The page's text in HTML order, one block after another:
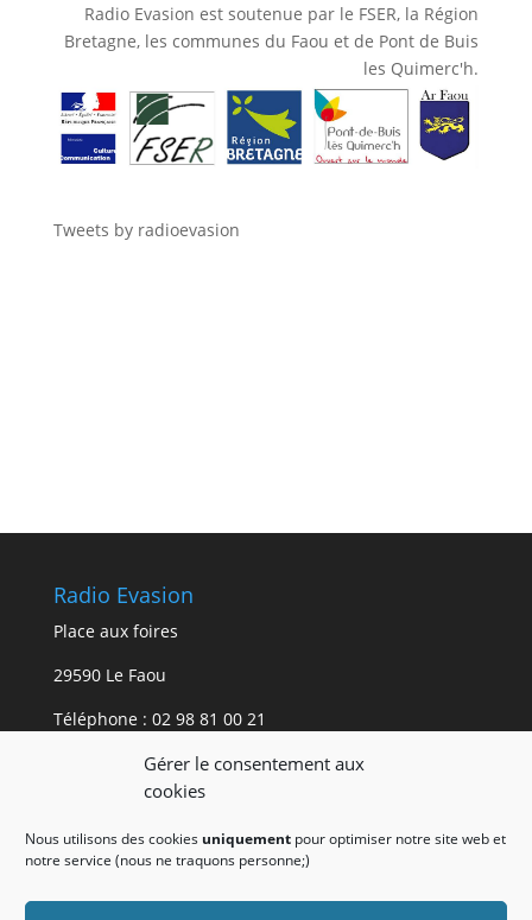
Gérer le consentement aux
cookies
Nous utilisons des cookies uniquement pour optimiser notre site web et
notre service (nous ne traquons personne;)
Radio Evasion est soutenue par le FSER, la Région
Bretagne, les communes du Faou et de Pont de Buis
les Quimerc'h.
Tweets by radioevasion
Radio Evasion
Place aux foires
29590 Le Faou
Téléphone : 02 98 81 00 21
Mentions légales.
Les mentions légales du site internet de Radio
Evasion sont accessibles ici.